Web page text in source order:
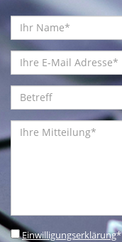
Einwilligungserklärung*